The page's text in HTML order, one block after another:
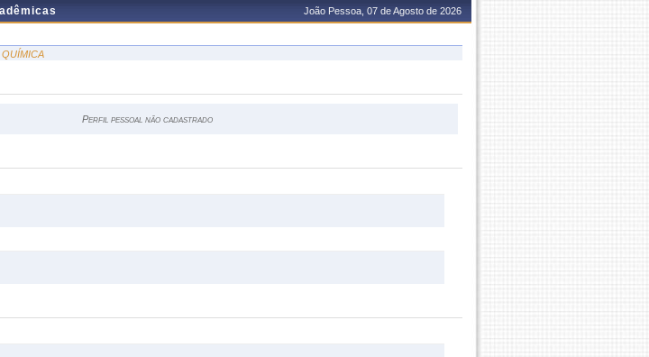
João Pessoa, 07 de Agosto de 2026
Perfil pessoal não cadastrado